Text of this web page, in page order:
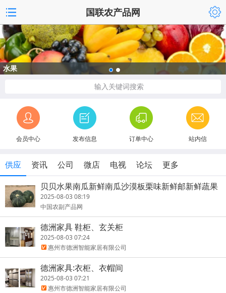
国联农产品网
水果
输入关键词搜索
会员中心 发布信息 订单中心 站内信
供应 资讯 公司 微店 电视 论坛
更多
贝贝水果南瓜新鲜南瓜沙漠板栗味新鲜邮新鲜蔬果
栗面宝宝辅食
2025-08-03 08:19
中国农副产品网
德洲家具 鞋柜、玄关柜
2025-08-03 07:24
惠州市德洲智能家居有限公司
德洲家具:衣柜、衣帽间
2025-08-03 07:21
惠州市德洲智能家居有限公司